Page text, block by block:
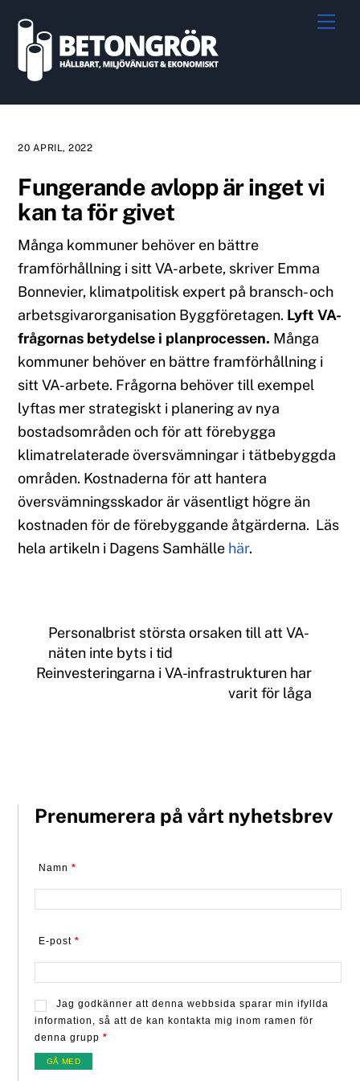
content
20 APRIL, 2022
Fungerande avlopp är inget vi
kan ta för givet
Många kommuner behöver en bättre
framförhållning i sitt VA-arbete, skriver Emma
Bonnevier, klimatpolitisk expert på bransch- och
arbetsgivarorganisation Byggföretagen. Lyft VA-
frågornas betydelse i planprocessen. Många
kommuner behöver en bättre framförhållning i
sitt VA-arbete. Frågorna behöver till exempel
lyftas mer strategiskt i planering av nya
bostadsområden och för att förebygga
klimatrelaterade översvämningar i tätbebyggda
områden. Kostnaderna för att hantera
översvämningsskador är väsentligt högre än
kostnaden för de förebyggande åtgärderna. Läs
hela artikeln i Dagens Samhälle här.
Personalbrist största orsaken till att VA-
näten inte byts i tid
Reinvesteringarna i VA-infrastrukturen har
varit för låga
Prenumerera på vårt nyhetsbrev